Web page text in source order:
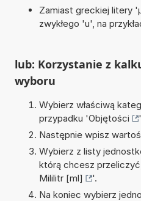
Zamiast greckiej litery
zwykłego 'u', na
lub: Korzystanie z
wyboru
Wybierz właściwą
przypadku 'Objętości
Następnie wpisz
Wybierz z listy
którą chcesz
Mililitr [ml]
'.
Na koniec wybierz